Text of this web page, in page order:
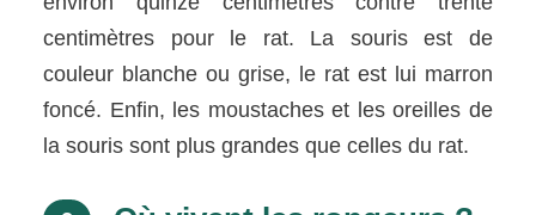
centimètres pour le rat. La souris est de
couleur blanche ou grise, le rat est lui marron
foncé. Enfin, les moustaches et les oreilles de
la souris sont plus grandes que celles du rat.